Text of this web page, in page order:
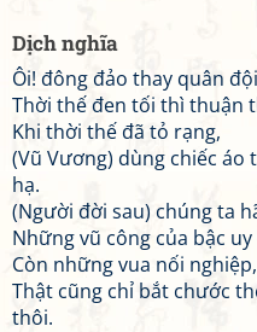
Dịch nghĩa
Ôi! đông đảo thay quân
Thời thế đen tối thì thuận
Khi thời thế đã tỏ rạng,
(Vũ Vương) dùng chiếc
hạ.
(Người đời sau) chúng ta
Những vũ công của bậc
Còn những vua nối nghiệp,
Thật cũng chỉ bắt chước
thôi.